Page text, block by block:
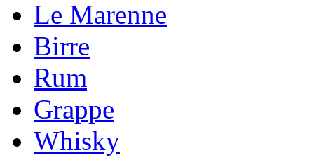
Le Marenne
Birre
Rum
Grappe
Whisky